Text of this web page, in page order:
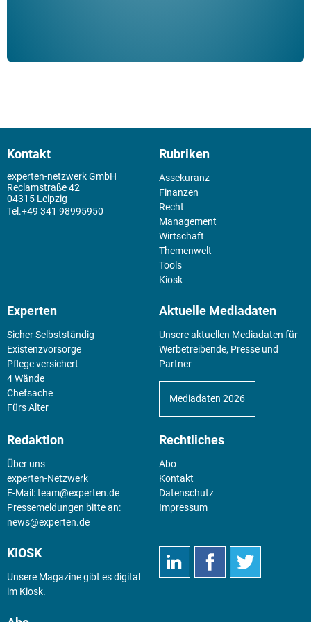
Kontakt
experten-netzwerk GmbH
Reclamstraße 42
04315 Leipzig
+49 341 98995950
Rubriken
Assekuranz
Finanzen
Recht
Management
Wirtschaft
Themenwelt
Tools
Kiosk
Experten
Sicher Selbstständig
Existenz­vorsorge
Pflege versichert
4 Wände
Chefsache
Fürs Alter
Aktuelle Mediadaten
Unsere aktuellen Mediadaten für
Werbetreibende, Presse und
Partner
Mediadaten 2026
Redaktion
Über uns
experten-Netzwerk
E-Mail:team@experten.de
Pressemeldungen bitte an:
news@experten.de
Rechtliches
Abo
Kontakt
Datenschutz
Impressum
KIOSK
Unsere Magazine gibt es digital
im Kiosk.